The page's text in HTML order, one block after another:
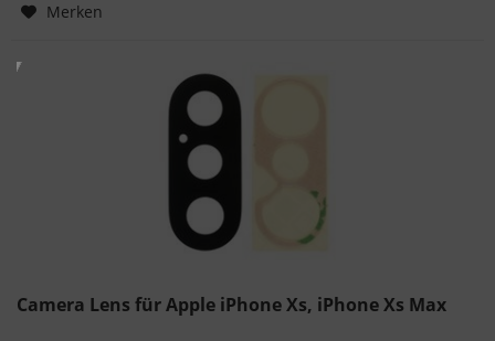
Merken
Camera Lens für Apple iPhone Xs, iPhone Xs Max